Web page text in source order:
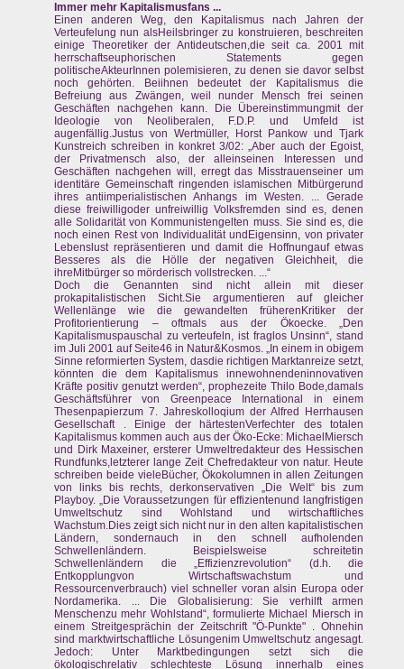
Immer mehr Kapitalismusfans ...
Einen anderen Weg, den Kapitalismus nach Jahren der
Verteufelung nun alsHeilsbringer zu konstruieren, beschreiten
einige Theoretiker der Antideutschen,die seit ca. 2001 mit
herrschaftseuphorischen Statements gegen
politischeAkteurInnen polemisieren, zu denen sie davor selbst
noch gehörten. Beiihnen bedeutet der Kapitalismus die
Befreiung aus Zwängen, weil nunder Mensch frei seinen
Geschäften nachgehen kann. Die Übereinstimmungmit der
Ideologie von Neoliberalen, F.D.P. und Umfeld ist
augenfällig.Justus von Wertmüller, Horst Pankow und Tjark
Kunstreich schreiben in konkret 3/02: „Aber auch der Egoist,
der Privatmensch also, der alleinseinen Interessen und
Geschäften nachgehen will, erregt das Misstrauenseiner um
identitäre Gemeinschaft ringenden islamischen Mitbürgerund
ihres antiimperialistischen Anhangs im Westen. ... Gerade
diese freiwilligoder unfreiwillig Volksfremden sind es, denen
alle Solidarität von Kommunistengelten muss. Sie sind es, die
noch einen Rest von Individualität undEigensinn, von privater
Lebenslust repräsentieren und damit die Hoffnungauf etwas
Besseres als die Hölle der negativen Gleichheit, die
ihreMitbürger so mörderisch vollstrecken. ...“
Doch die Genannten sind nicht allein mit dieser
prokapitalistischen Sicht.Sie argumentieren auf gleicher
Wellenlänge wie die gewandelten früherenKritiker der
Profitorientierung – oftmals aus der Ökoecke. „Den
Kapitalismuspauschal zu verteufeln, ist fraglos Unsinn“, stand
im Juli 2001 auf Seite46 in Natur&Kosmos. „In einem in obigem
Sinne reformierten System, dasdie richtigen Marktanreize setzt,
könnten die dem Kapitalismus innewohnendeninnovativen
Kräfte positiv genutzt werden“, prophezeite Thilo Bode,damals
Geschäftsführer von Greenpeace International in einem
Thesenpapierzum 7. Jahreskolloqium der Alfred Herrhausen
Gesellschaft . Einige der härtestenVerfechter des totalen
Kapitalismus kommen auch aus der Öko-Ecke: MichaelMiersch
und Dirk Maxeiner, ersterer Umweltredakteur des Hessischen
Rundfunks,letzterer lange Zeit Chefredakteur von natur. Heute
schreiben beide vieleBücher, Ökokolumnen in allen Zeitungen
von links bis rechts, derkonservativen „Die Welt“ bis zum
Playboy. „Die Voraussetzungen für effizientenund langfristigen
Umweltschutz sind Wohlstand und wirtschaftliches
Wachstum.Dies zeigt sich nicht nur in den alten kapitalistischen
Ländern, sondernauch in den schnell aufholenden
Schwellenländern. Beispielsweise schreitetin
Schwellenländern die „Effizienzrevolution“ (d.h. die
Entkopplungvon Wirtschaftswachstum und
Ressourcenverbrauch) viel schneller voran alsin Europa oder
Nordamerika. ... Die Globalisierung: Sie verhilft armen
Menschenzu mehr Wohlstand“, formulierte Michael Miersch in
einem Streitgesprächin der Zeitschrift "Ö-Punkte" . Ohnehin
sind marktwirtschaftliche Lösungenim Umweltschutz angesagt.
Jedoch: Unter Marktbedingungen setzt sich die
ökologischrelativ schlechteste Lösung innerhalb eines